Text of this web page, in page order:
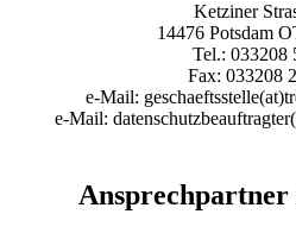
Ketziner
14476 Potsdam
Tel.: 033208
Fax: 033208
e-Mail:
e-Mail: